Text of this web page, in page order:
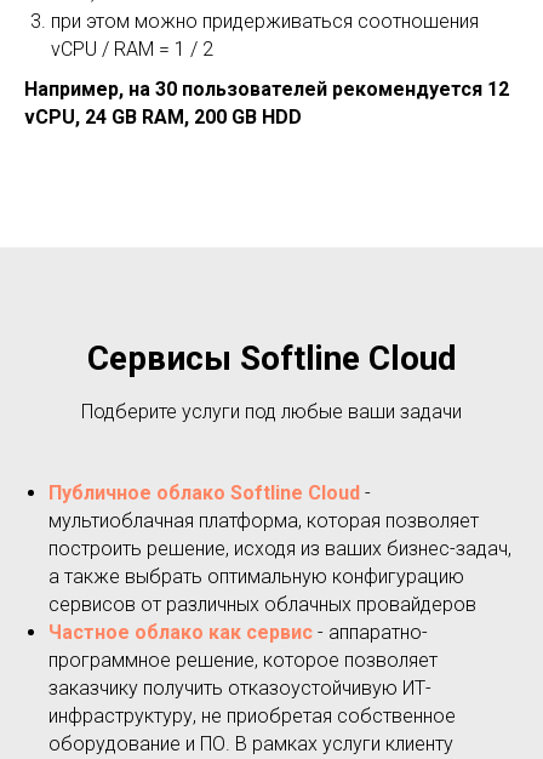
при этом можно придерживаться соотношения
vCPU / RAM = 1 / 2
Например, на 30 пользователей рекомендуется 12
vCPU, 24 GB RAM, 200 GB HDD
Сервисы Softline Cloud
Подберите услуги под любые ваши задачи
Публичное облако Softline Cloud -
мультиоблачная платформа, которая позволяет
построить решение, исходя из ваших бизнес-задач,
а также выбрать оптимальную конфигурацию
сервисов от различных облачных провайдеров
Частное облако как сервис - аппаратно-
программное решение, которое позволяет
заказчику получить отказоустойчивую ИТ-
инфраструктуру, не приобретая собственное
оборудование и ПО. В рамках услуги клиенту